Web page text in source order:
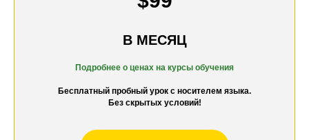
В МЕСЯЦ
Подробнее о ценах на курсы обучения
Бесплатный пробный урок с носителем языка.
Без скрытых условий!